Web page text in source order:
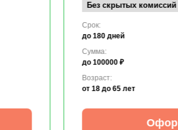
Без скрытых комиссий
Срок:
до 180 дней
Сумма:
до 100000 ₽
Возраст:
от 18 до 65 лет